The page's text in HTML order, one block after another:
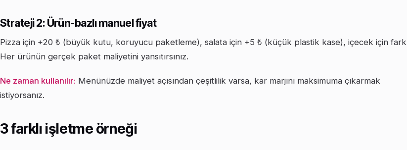
Strateji 2: Ürün-bazlı manuel fiyat
Pizza için +20 ₺ (büyük kutu, koruyucu paketleme), salata için +5 ₺ (küçük plastik kase), içecek için
Her ürünün gerçek paket maliyetini yansıtırsınız.
Ne zaman kullanılır: Menünüzde maliyet açısından çeşitlilik varsa, kar marjını maksimuma çıkarmak
istiyorsanız.
3 farklı işletme örneği